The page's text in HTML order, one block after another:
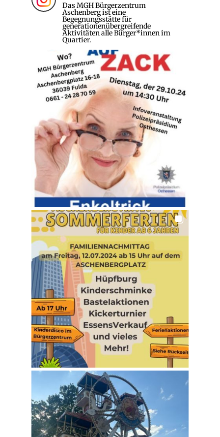
Das MGH Bürgerzentrum
Aschenberg ist eine
Begegnungsstätte für
generationenübergreifende
Aktivitäten alle Bürger*innen im
Quartier.